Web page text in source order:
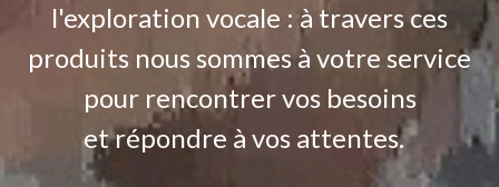
l'exploration vocale : à travers ces
produits nous sommes à votre service
pour rencontrer vos besoins
et répondre à vos attentes.